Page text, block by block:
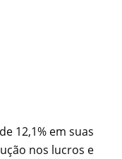
12,1% em suas
nos lucros e